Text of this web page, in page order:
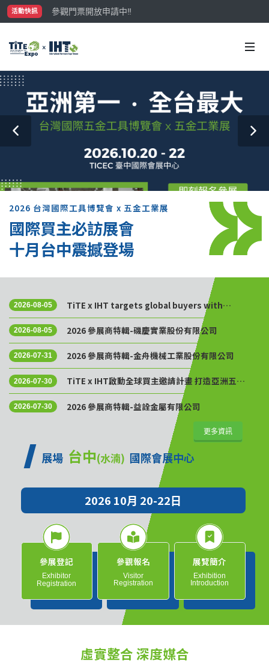
活動快訊
參觀門票開放申請中‼️
最大規模台灣五金展TiTE x IHT，2026/10/20-22與您在臺
2026 台灣國際工具博覽會 x 五金工業展
國際買主必訪展會
十月台中震撼登場
2026-08-05
TiTE x IHT targets global buyers with
Golden Sourcing Week
2026-08-05 2026 參展商特輯-磯慶實業股份有限公司
2026-07-31 2026 參展商特輯-金舟機械工業股份有限公司
2026-07-30
TiTE x IHT啟動全球買主邀請計畫 打造亞洲五金
供應鏈採購平台
2026-07-30 2026 參展商特輯-益詮金屬有限公司
更多資訊
展場 台中(水湳) 國際會展中心
2026 10月 20-22日
參展登記
Exhibitor
Registration
參觀報名
Visitor
Registration
展覽簡介
Exhibition
Introduction
虛實整合 深度媒合